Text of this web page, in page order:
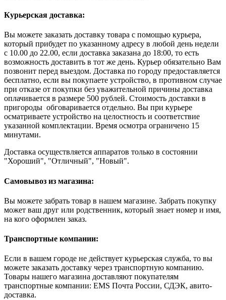
Курьерская доставка:
Вы можете заказать доставку товара с помощью курьера,
который прибудет по указанному адресу в любой день недели
с 10.00 до 22.00, если доставка заказана до 18:00, то есть
возможность доставить в тот же день. Курьер обязательно Вам
позвонит перед выездом. Доставка по городу предоставляется
бесплатно, если вы покупаете устройство, в противном случае
при отказе от покупки без уважительной причины доставка
оплачивается в размере 500 рублей. Стоимость доставки в
пригороды обговаривается отдельно. Вы при курьере
осматриваете устройство на целостность и соответствие
указанной комплектации. Время осмотра ограничено 15
минутами.
Доставка осуществляется аппаратов только в состоянии
"Хороший", "Отличный", "Новый".
Самовывоз из магазина:
Вы можете забрать товар в нашем магазине. Забрать покупку
может ваш друг или родственник, который знает номер и имя,
на кого оформлен заказ.
Транспортные компании:
Если в вашем городе не действует курьерская служба, то вы
можете заказать доставку через транспортную компанию.
Товары нашего магазина доставляют покупателям
транспортные компании: EMS Почта России, СДЭК, авито-
доставка.